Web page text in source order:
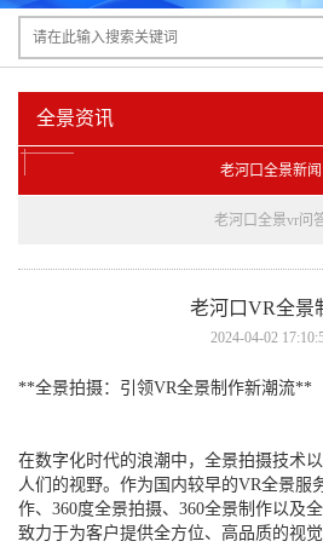
全景资讯
老河口全景新闻
老河口全景vr问
老河口VR全景
2024-04-02
**全景拍摄：引领VR全景制作新潮流**
在数字化时代的浪潮中，全景拍摄技术
人们的视野。作为国内较早的VR全景服
作、360度全景拍摄、360全景制作以及
致力于为客户提供全方位、高品质的视觉